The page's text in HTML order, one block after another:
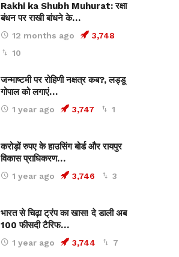
Rakhi ka Shubh Muhurat: रक्षा
बंधन पर राखी बांधने के…
12 months ago
3,748
10
जन्माष्टमी पर रोहिणी नक्षत्र कब?, लड्डू
गोपाल को लगाएं…
1 year ago 3,747 1
करोड़ों रुपए के हाउसिंग बोर्ड और रायपुर
विकास प्राधिकरण…
1 year ago 3,746 3
भारत से चिढ़ा ट्रंप का खास! दे डाली अब
100 फीसदी टैरिफ…
1 year ago 3,744 7